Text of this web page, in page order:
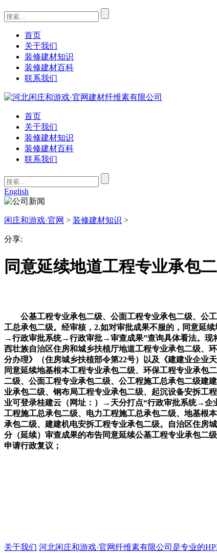
首页
关于我们
装修建材知识
装修建材百科
联系我们
首页
关于我们
装修建材知识
装修建材百科
联系我们
English
闲庄和游戏·官网 > 装修建材知识 >
分享:
同意延续地道工程专业承包
公基工程专业承包二级、公面工程专业承包二级、公工
工总承包二级。经审核，2.如对审批成果不服的，同意延
→行政审批系统→行政审批→审查成果”查询具体看法。现
西壮族自治区住房和城乡扶植厅地道工程专业承包二级、
分办理》（住房城乡扶植部令第22号）以及《建建业企业
同意延续地基根本工程专业承包二级、环保工程专业承包
二级、公面工程专业承包二级、公工程施工总承包二级建
业承包二级、钢布局工程专业承包二级、起沉设备安拆工
业可登录桂建云（网址：）→天分打点“行政审批系统→企
工程施工总承包二级、电力工程施工总承包二级、地基根
承包二级、建建机电安拆工程专业承包二级。自治区住房
分（延续）审查成果的布告同意延续公基工程专业承包二
申请行政复议；
关于我们 河北闲庄和游戏·官网纤维素有限公司是专业的